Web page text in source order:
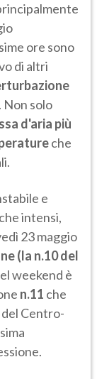
ore sono
di altri
Non solo
d'aria più
che
e
intensi,
23 maggio
(la n.10 del
weekend è
n.11 che
Centro-